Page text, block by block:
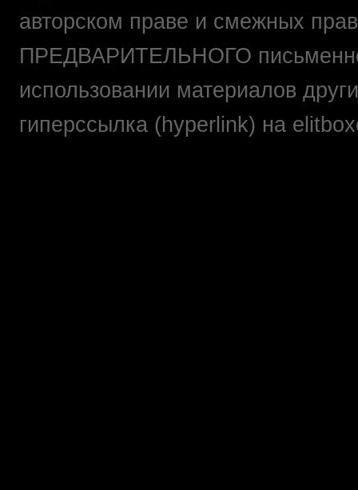
авторском праве и смежных
ПРЕДВАРИТЕЛЬНОГО
использовании материалов
гиперссылка (hyperlink) на